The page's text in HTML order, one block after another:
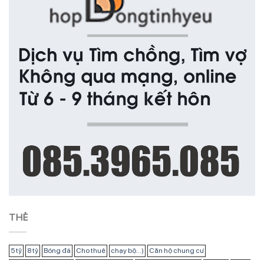
THẺ
5 tỷ 8 tỷ Bóng đá Cho thuê chạy bộ...)
Căn hộ chung cư